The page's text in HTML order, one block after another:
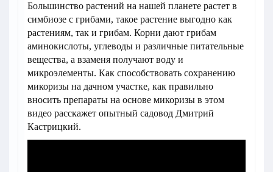
Большинство растений на нашей планете растет в
симбиозе с грибами, такое растение выгодно как
растениям, так и грибам. Корни дают грибам
аминокислоты, углеводы и различные питательные
вещества, а взаменя получают воду и
микроэлементы. Как способствовать сохранению
микоризы на дачном участке, как правильно
вносить препараты на основе микоризы в этом
видео расскажет опытный садовод Дмитрий
Кастрицкий.